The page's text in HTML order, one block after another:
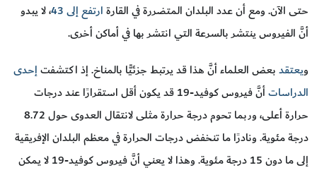
حتى الآن. ومع أن عدد البلدان المتضررة في القارةارتفع إلى 43
، لا يبدو
أنَّ الفيروس ينتشر بالسرعة التي انتشر بها في أماكن أخرى.
ويعتقدبعض العلماء أنَّ هذا قد يرتبط جزئيًّا بالمناخ. إذ اكتشفتإحدى
الدراسات
أنَّ فيروس كوفيد-19 قد يكون أقل استقرارًا عند درجات
حرارة أعلى، وربما تحوم درجة حرارة مثلى لانتقال العدوى حول 8.72
درجة مئوية. ونادرًا ما تنخفض درجات الحرارة في معظم البلدان الإفريقية
إلى ما دون 15 درجة مئوية. وهذا لا يعني أنَّ فيروس كوفيد-19 لا يمكن